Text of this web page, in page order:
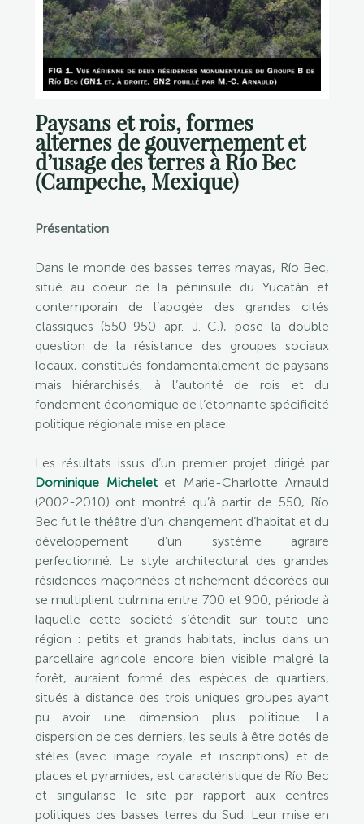
Paysans et rois, formes
alternes de gouvernement et
d’usage des terres à Río Bec
(Campeche, Mexique)
Présentation
Dans le monde des basses terres mayas, Río Bec,
situé au coeur de la péninsule du Yucatán et
contemporain de l’apogée des grandes cités
classiques (550-950 apr. J.-C.), pose la double
question de la résistance des groupes sociaux
locaux, constitués fondamentalement de paysans
mais hiérarchisés, à l’autorité de rois et du
fondement économique de l’étonnante spécificité
politique régionale mise en place.
Les résultats issus d’un premier projet dirigé par
Dominique Micheletet Marie-Charlotte Arnauld
(2002-2010) ont montré qu’à partir de 550, Río
Bec fut le théâtre d’un changement d’habitat et du
développement d’un système agraire
perfectionné. Le style architectural des grandes
résidences maçonnées et richement décorées qui
se multiplient culmina entre 700 et 900, période à
laquelle cette société s’étendit sur toute une
région : petits et grands habitats, inclus dans un
parcellaire agricole encore bien visible malgré la
forêt, auraient formé des espèces de quartiers,
situés à distance des trois uniques groupes ayant
pu avoir une dimension plus politique. La
dispersion de ces derniers, les seuls à être dotés de
stèles (avec image royale et inscriptions) et de
places et pyramides, est caractéristique de Río Bec
et singularise le site par rapport aux centres
politiques des basses terres du Sud. Leur mise en